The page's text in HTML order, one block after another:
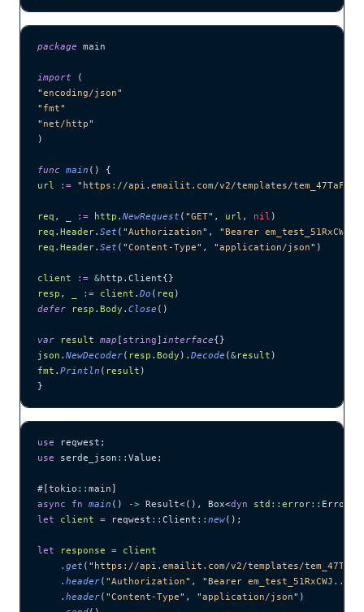
package main
import (
"encoding/json"
" fmt"
" net/http"
)
func main () {
url := " https://api.emailit.com/v2/templates/
req , := http . NewRequest ( "GET" , url , nil )
req . Header. Set ( "Authorization" , "Bearer
req . Header. Set ( "Content-Type" , "application/json" )
client := &http.Client{}
resp , := client . Do ( req )
defer resp . Body . Close ()
var result map [ string] interface{}
json . NewDecoder( resp . Body ). Decode (&result )
fmt . Println ( result )
}
use reqwest;
use serde_json :: Value;
#[tokio :: main]
async fn main () -> Result<(), Box<dyn std :: error::
let client = reqwest :: Client :: new();
let response = client
    .
get ( " https://api.emailit.com/v2/templates/
    .
header( "Authorization" , "Bearer
    .
header( "Content-Type" , "application/json" )